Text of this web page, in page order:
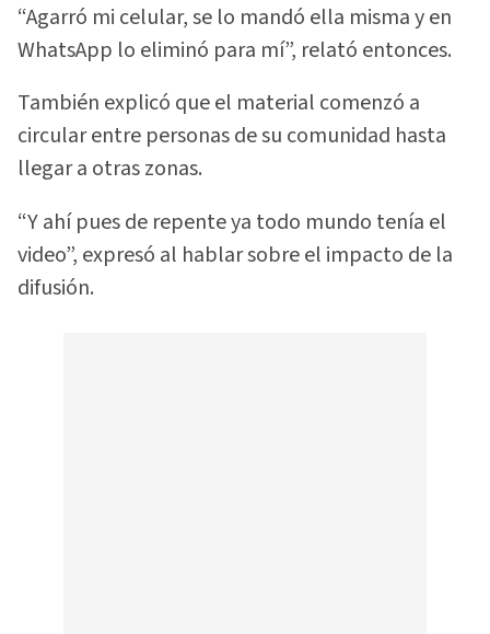
“Agarró mi celular, se lo mandó ella misma y en
WhatsApp lo eliminó para mí”, relató entonces.
También explicó que el material comenzó a
circular entre personas de su comunidad hasta
llegar a otras zonas.
“Y ahí pues de repente ya todo mundo tenía el
video”, expresó al hablar sobre el impacto de la
difusión.